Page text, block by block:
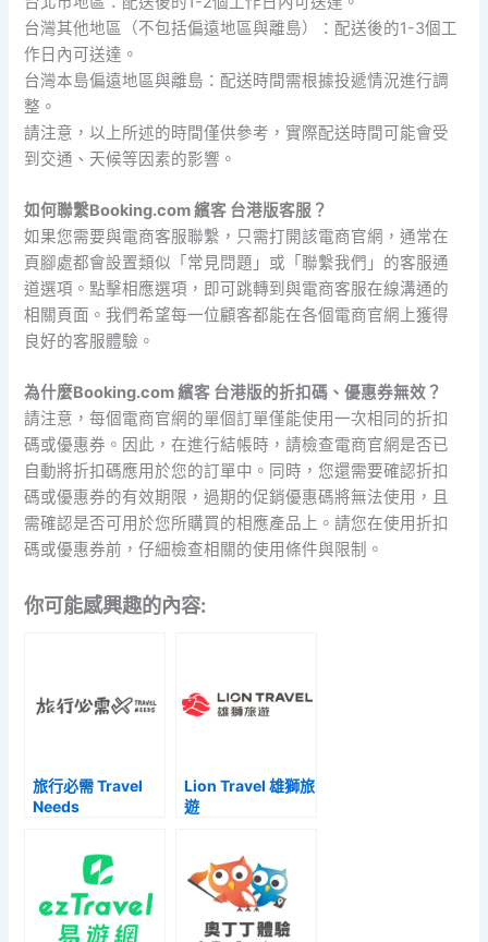
台灣其他地區（不包括偏遠地區與離島）：配送後的1-3個工
作日內可送達。
台灣本島偏遠地區與離島：配送時間需根據投遞情況進行調
整。
請注意，以上所述的時間僅供參考，實際配送時間可能會受
到交通、天候等因素的影響。
如何聯繫Booking.com 繽客 台港版客服？
如果您需要與電商客服聯繫，只需打開該電商官網，通常在
頁腳處都會設置類似「常見問題」或「聯繫我們」的客服通
道選項。點擊相應選項，即可跳轉到與電商客服在線溝通的
相關頁面。我們希望每一位顧客都能在各個電商官網上獲得
良好的客服體驗。
為什麼Booking.com 繽客 台港版的折扣碼、優惠券無效？
請注意，每個電商官網的單個訂單僅能使用一次相同的折扣
碼或優惠券。因此，在進行結帳時，請檢查電商官網是否已
自動將折扣碼應用於您的訂單中。同時，您還需要確認折扣
碼或優惠券的有效期限，過期的促銷優惠碼將無法使用，且
需確認是否可用於您所購買的相應產品上。請您在使用折扣
碼或優惠券前，仔細檢查相關的使用條件與限制。
你可能感興趣的內容:
旅行必需 Travel
Needs
Lion Travel 雄獅旅
遊